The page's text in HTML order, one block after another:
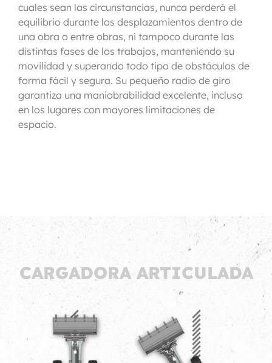
cuales sean las circunstancias, nunca perderá el
equilibrio durante los desplazamientos dentro de
una obra o entre obras, ni tampoco durante las
distintas fases de los trabajos, manteniendo su
movilidad y superando todo tipo de obstáculos de
forma fácil y segura. Su pequeño radio de giro
garantiza una maniobrabilidad excelente, incluso
en los lugares con mayores limitaciones de
espacio.
CARGADORA ARTICULADA